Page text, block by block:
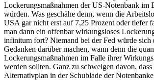
Lockerungsmaßnahmen der US-Notenbank im
würden. Was geschähe denn, wenn die
USA gar nicht erst auf 7,25 Prozent oder tiefer
man dann ein offenbar wirkungsloses
infinitum fort? Niemand bei der Fed würde
Gedanken darüber machen, wann denn die
Lockerungsmaßnahmen im Falle ihrer
werden sollten. Ganz zu schweigen davon,
Alternativplan in der Schublade der